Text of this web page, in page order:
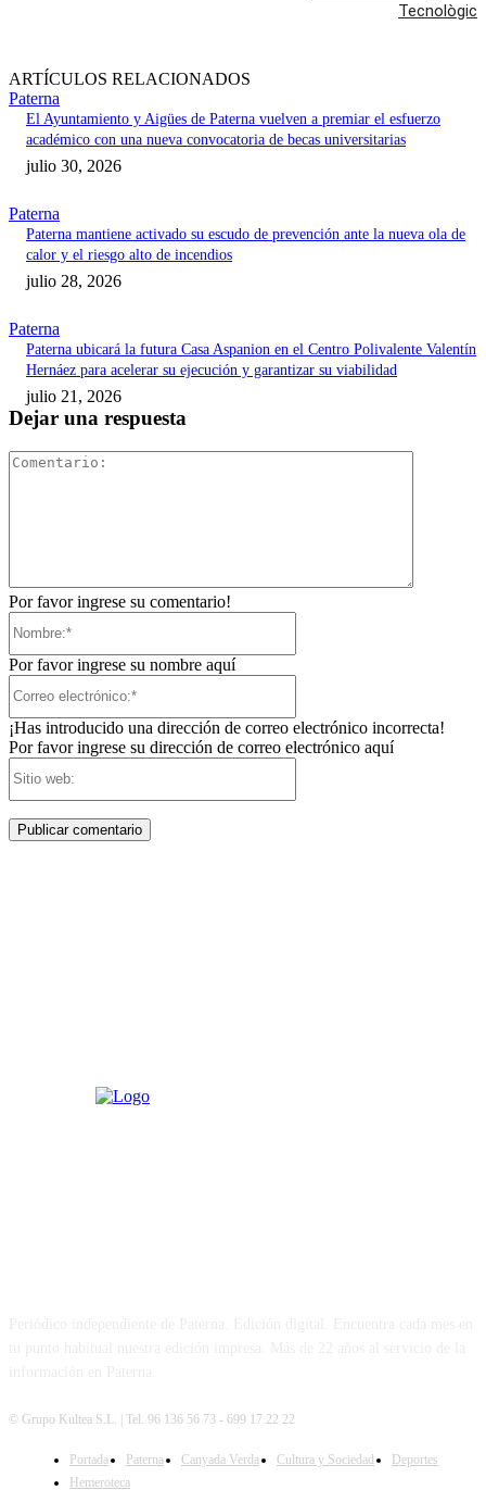
Tecnològic
ARTÍCULOS RELACIONADOS
Paterna
El Ayuntamiento y Aigües de Paterna vuelven a premiar el esfuerzo
académico con una nueva convocatoria de becas universitarias
julio 30, 2026
Paterna
Paterna mantiene activado su escudo de prevención ante la nueva ola de
calor y el riesgo alto de incendios
julio 28, 2026
Paterna
Paterna ubicará la futura Casa Aspanion en el Centro Polivalente Valentín
Hernáez para acelerar su ejecución y garantizar su viabilidad
julio 21, 2026
Dejar una respuesta
Por favor ingrese su comentario!
Por favor ingrese su nombre aquí
¡Has introducido una dirección de correo electrónico incorrecta!
Por favor ingrese su dirección de correo electrónico aquí
SÍGUENOS
© Grupo Kultea S.L. | Tel. 96 136 56 73 - 699 17 22 22
Portada Paterna Canyada Verda Cultura y Sociedad
Deportes
Hemeroteca